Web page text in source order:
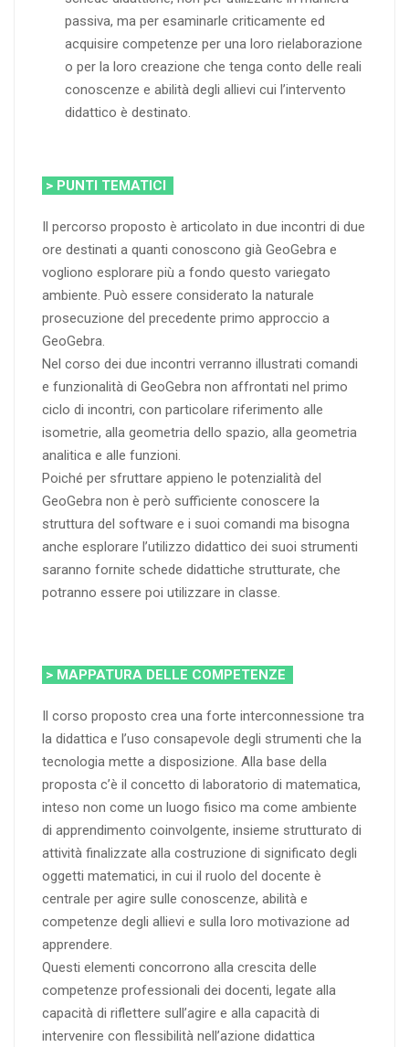
passiva, ma per esaminarle criticamente ed
acquisire competenze per una loro rielaborazione
o per la loro creazione che tenga conto delle reali
conoscenze e abilità degli allievi cui l’intervento
didattico è destinato.
> PUNTI TEMATICI
Il percorso proposto è articolato in due incontri di due
ore destinati a quanti conoscono già GeoGebra e
vogliono esplorare più a fondo questo variegato
ambiente. Può essere considerato la naturale
prosecuzione del precedente primo approccio a
GeoGebra.
Nel corso dei due incontri verranno illustrati comandi
e funzionalità di GeoGebra non affrontati nel primo
ciclo di incontri, con particolare riferimento alle
isometrie, alla geometria dello spazio, alla geometria
analitica e alle funzioni.
Poiché per sfruttare appieno le potenzialità del
GeoGebra non è però sufficiente conoscere la
struttura del software e i suoi comandi ma bisogna
anche esplorare l’utilizzo didattico dei suoi strumenti
saranno fornite schede didattiche strutturate, che
potranno essere poi utilizzare in classe.
> MAPPATURA DELLE COMPETENZE
Il corso proposto crea una forte interconnessione tra
la didattica e l’uso consapevole degli strumenti che la
tecnologia mette a disposizione. Alla base della
proposta c’è il concetto di laboratorio di matematica,
inteso non come un luogo fisico ma come ambiente
di apprendimento coinvolgente, insieme strutturato di
attività finalizzate alla costruzione di significato degli
oggetti matematici, in cui il ruolo del docente è
centrale per agire sulle conoscenze, abilità e
competenze degli allievi e sulla loro motivazione ad
apprendere.
Questi elementi concorrono alla crescita delle
competenze professionali dei docenti, legate alla
capacità di riflettere sull’agire e alla capacità di
intervenire con flessibilità nell’azione didattica